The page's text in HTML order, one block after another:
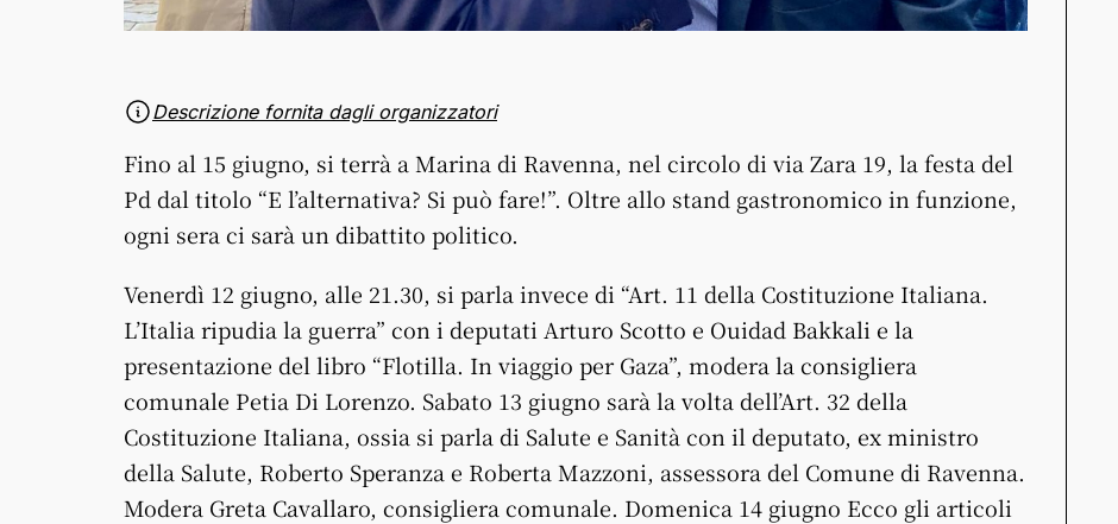
Descrizione fornita dagli organizzatori
Fino al 15 giugno, si terrà a Marina di Ravenna, nel circolo di via Zara 19, la festa del
Pd dal titolo “E l’alternativa? Si può fare!”. Oltre allo stand gastronomico in funzione,
ogni sera ci sarà un dibattito politico.
Venerdì 12 giugno, alle 21.30, si parla invece di “Art. 11 della Costituzione Italiana.
L’Italia ripudia la guerra” con i deputati Arturo Scotto e Ouidad Bakkali e la
presentazione del libro “Flotilla. In viaggio per Gaza”, modera la consigliera
comunale Petia Di Lorenzo. Sabato 13 giugno sarà la volta dell’Art. 32 della
Costituzione Italiana, ossia si parla di Salute e Sanità con il deputato, ex ministro
della Salute, Roberto Speranza e Roberta Mazzoni, assessora del Comune di Ravenna.
Modera Greta Cavallaro, consigliera comunale. Domenica 14 giugno Ecco gli articoli